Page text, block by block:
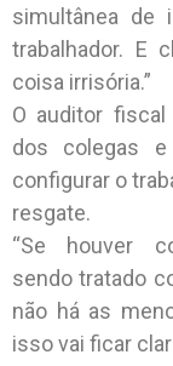
simultânea de
trabalhador. E
coisa irrisória.”
O auditor
dos colegas
configurar o
resgate.
“Se houver
sendo tratado
não há as
isso vai ficar